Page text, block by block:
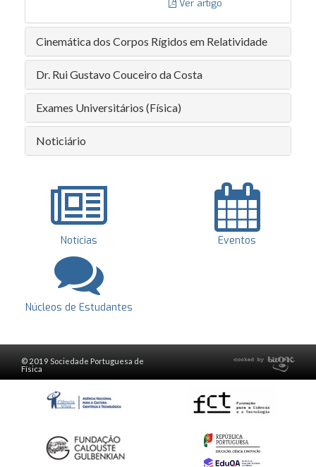
Ver artigo
Cinemática dos Corpos Rígidos em Relatividade
Dr. Rui Gustavo Couceiro da Costa
Exames Universitários (Física)
Noticiário
Notícias Eventos
Núcleos de Estudantes
© 2019 Sociedade Portuguesa de
Física